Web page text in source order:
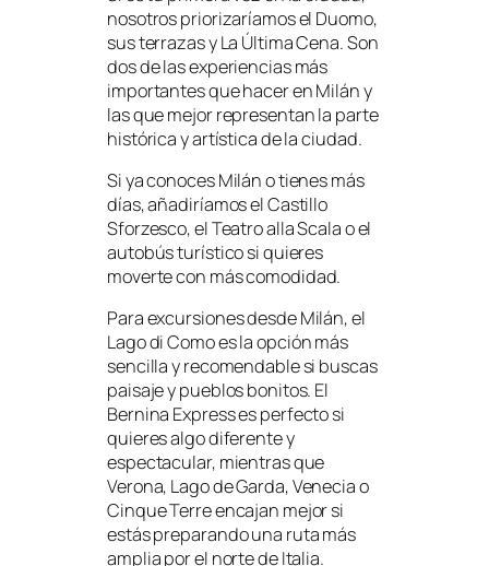
nosotros priorizaríamos el Duomo,
sus terrazas y La Última Cena. Son
dos de las experiencias más
importantes que hacer en Milán y
las que mejor representan la parte
histórica y artística de la ciudad.
Si ya conoces Milán o tienes más
días, añadiríamos el Castillo
Sforzesco, el Teatro alla Scala o el
autobús turístico si quieres
moverte con más comodidad.
Para excursiones desde Milán, el
Lago di Como es la opción más
sencilla y recomendable si buscas
paisaje y pueblos bonitos. El
Bernina Express es perfecto si
quieres algo diferente y
espectacular, mientras que
Verona, Lago de Garda, Venecia o
Cinque Terre encajan mejor si
estás preparando una ruta más
amplia por el norte de Italia.